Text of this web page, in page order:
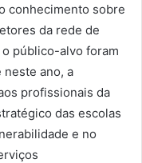
conhecimento sobre
da rede de
público-alvo foram
ano, a
profissionais da
das escolas
e no